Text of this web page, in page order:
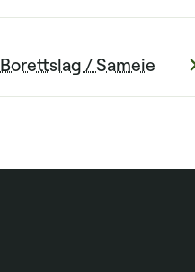
Borettslag / Sameie